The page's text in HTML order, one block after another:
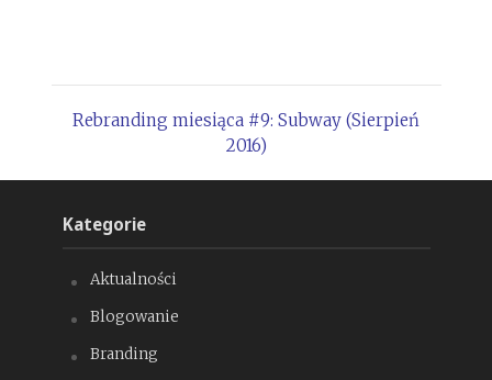
Rebranding miesiąca #9: Subway (Sierpień
2016)
Kategorie
Aktualności
Blogowanie
Branding